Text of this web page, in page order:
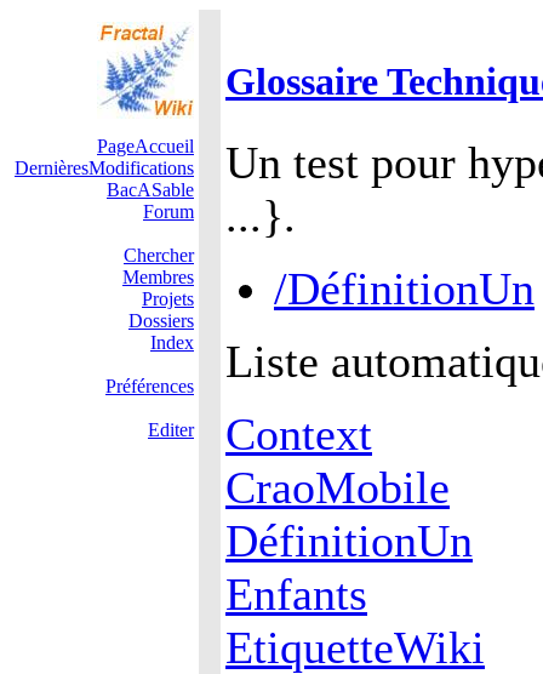
Glossaire
PageAccueil
DernièresModifications
BacASable
Forum
Chercher
Membres
Projets
Dossiers
Index
Préférences
Editer
Un test pour
...}.
/DéfinitionUn
Liste
Context
CraoMobile
DéfinitionUn
Enfants
EtiquetteWiki